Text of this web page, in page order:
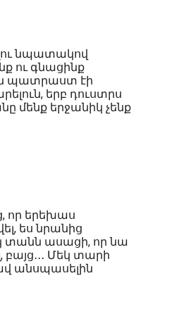
նպատակով
ու գնացինք
պատրաստ էի
երբ դուստրս
մենք երջանիկ չենք
որ երեխաս
ես նրանից
տանն ասացի, որ նա
Մեկ տարի
անսպասելին